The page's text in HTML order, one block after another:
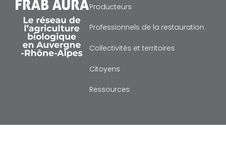
Producteurs
Professionnels de la restauration
Collectivités et territoires
Citoyens
Ressources